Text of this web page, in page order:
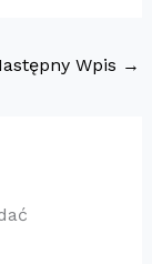
Wpis →